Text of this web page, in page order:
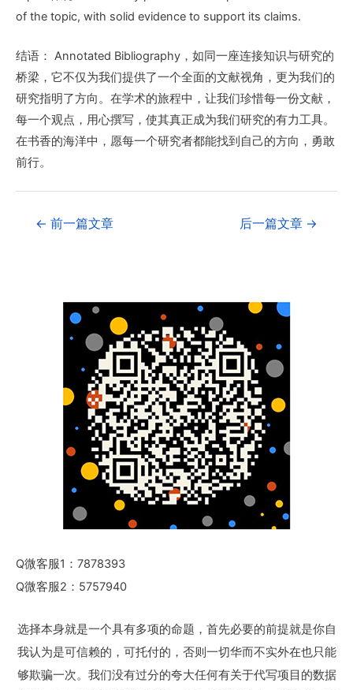
of the topic, with solid evidence to support its claims.
结语： Annotated Bibliography，如同一座连接知识与研究的
桥梁，它不仅为我们提供了一个全面的文献视角，更为我们的
研究指明了方向。在学术的旅程中，让我们珍惜每一份文献，
每一个观点，用心撰写，使其真正成为我们研究的有力工具。
在书香的海洋中，愿每一个研究者都能找到自己的方向，勇敢
前行。
← 前一篇文章 后一篇文章 →
Q微客服1：7878393
Q微客服2：5757940
选择本身就是一个具有多项的命题，首先必要的前提就是你自
我认为是可信赖的，可托付的，否则一切华而不实外在也只能
够欺骗一次。我们没有过分的夸大任何有关于代写项目的数据